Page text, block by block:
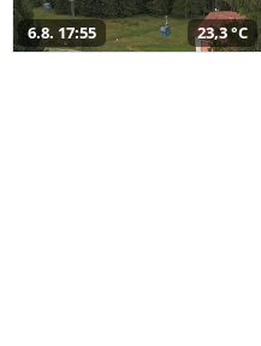
6.8. 17:55 23,3 °C